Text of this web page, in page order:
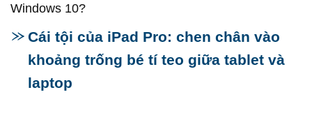
Windows 10?
Cái tội của iPad Pro: chen chân vào
khoảng trống bé tí teo giữa tablet và
laptop